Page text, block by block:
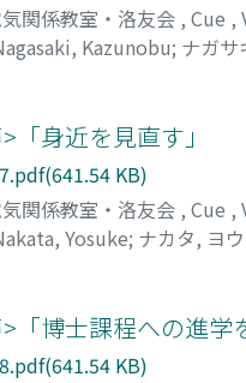
関係教室・洛友会 , Cue ,
Kazunobu; ナガサ
「身近を見直す」
KB)
関係教室・洛友会 , Cue ,
Yosuke; ナカタ, ヨ
「博士課程への進学
KB)